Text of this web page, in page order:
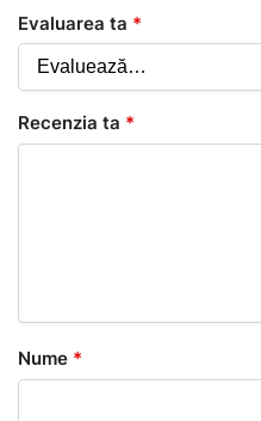
Evaluarea ta *
Recenzia ta *
Nume *